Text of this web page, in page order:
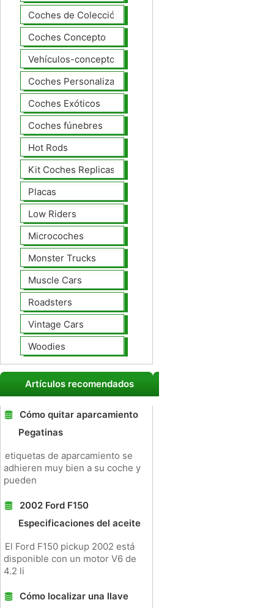
Coches de Colección
Coches Concepto
Vehículos-concepto
Coches Personalizados
Coches Exóticos
Coches fúnebres
Hot Rods
Kit Coches Replicas
Placas
Low Riders
Microcoches
Monster Trucks
Muscle Cars
Roadsters
Vintage Cars
Woodies
Artículos recomendados
Cómo quitar aparcamiento
Pegatinas
etiquetas de aparcamiento se
adhieren muy bien a su coche y
pueden
2002 Ford F150
Especificaciones del aceite
El Ford F150 pickup 2002 está
disponible con un motor V6 de
4.2 li
Cómo localizar una llave